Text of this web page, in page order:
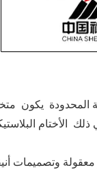
المحدودة
بما في ذلك الأختام
وتصميمات